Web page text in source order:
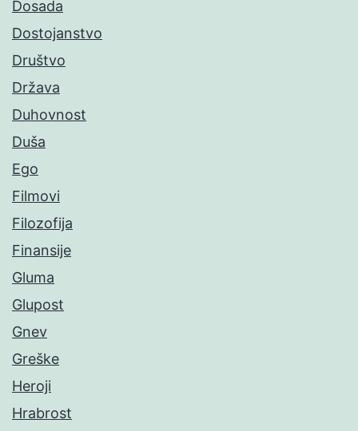
Dosada
Dostojanstvo
Društvo
Država
Duhovnost
Duša
Ego
Filmovi
Filozofija
Finansije
Gluma
Glupost
Gnev
Greške
Heroji
Hrabrost